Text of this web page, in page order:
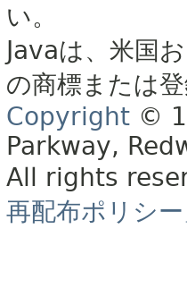
い。
Javaは、米国
の商標または登
Copyright ©
Parkway,
All rights
再配布ポリシー